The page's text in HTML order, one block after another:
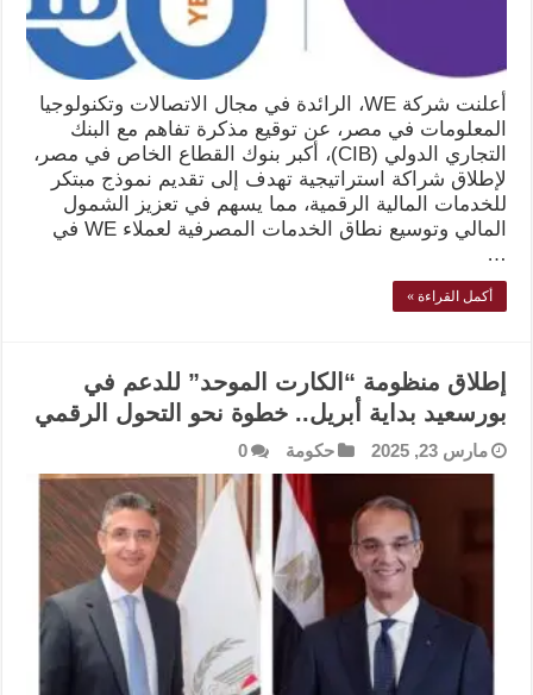
أعلنت شركة WE، الرائدة في مجال الاتصالات وتكنولوجيا
المعلومات في مصر، عن توقيع مذكرة تفاهم مع البنك
التجاري الدولي (CIB)، أكبر بنوك القطاع الخاص في مصر،
لإطلاق شراكة استراتيجية تهدف إلى تقديم نموذج مبتكر
للخدمات المالية الرقمية، مما يسهم في تعزيز الشمول
المالي وتوسيع نطاق الخدمات المصرفية لعملاء WE في
…
أكمل القراءة »
إطلاق منظومة “الكارت الموحد” للدعم في
بورسعيد بداية أبريل.. خطوة نحو التحول الرقمي
مارس 23, 2025 حكومة 0